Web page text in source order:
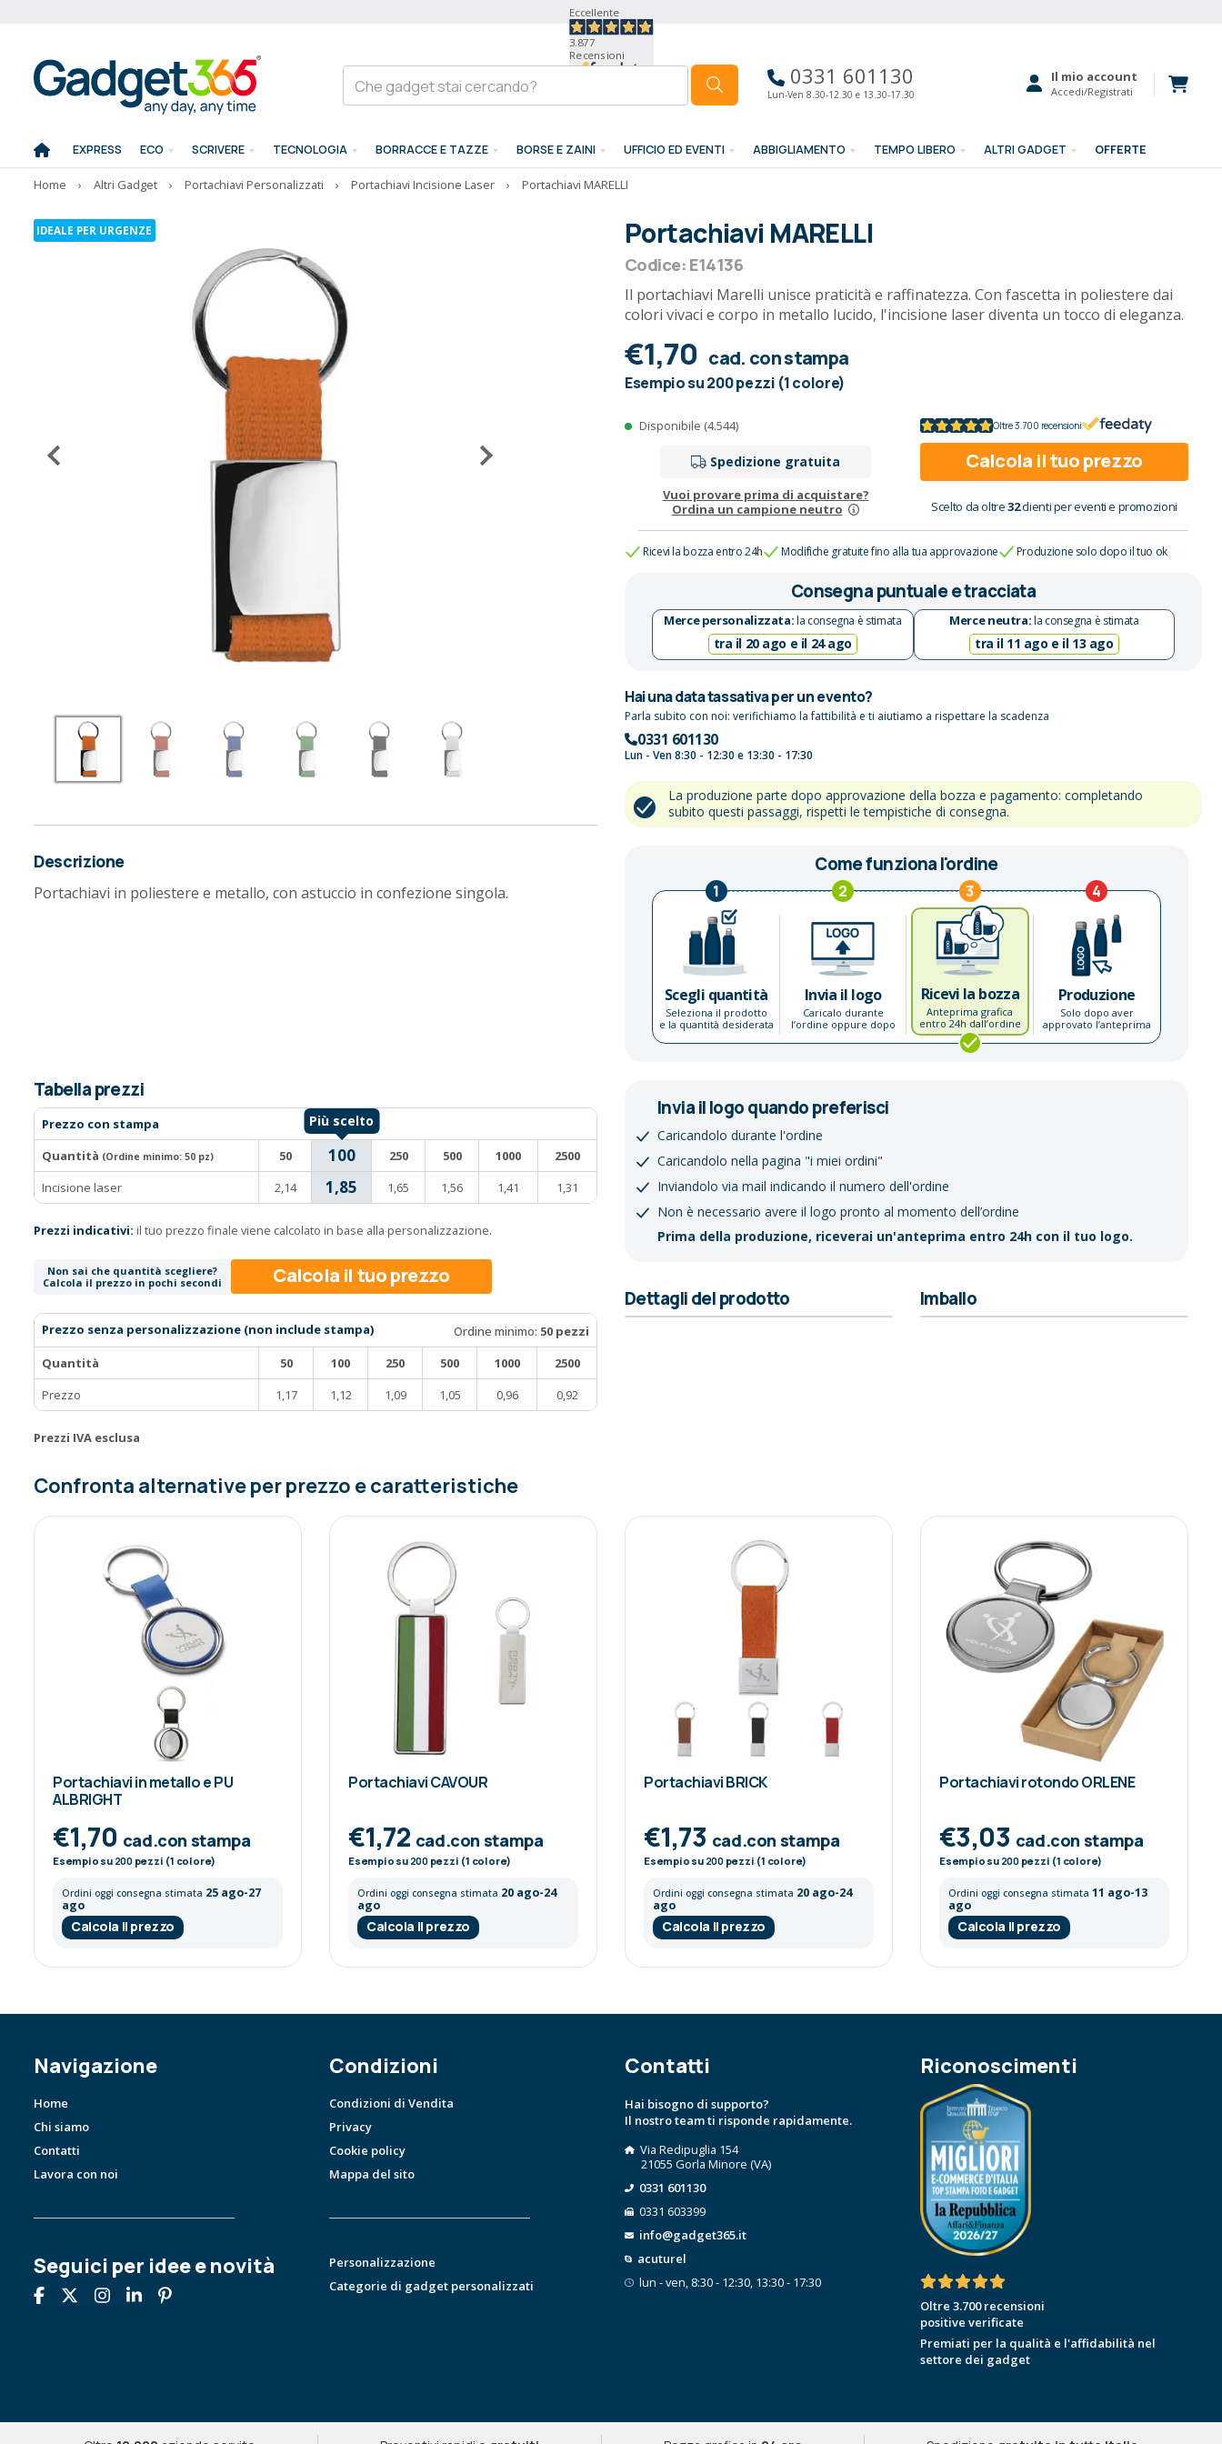
Eccellente
3.877
Recensioni
0331 601130
Lun-Ven 8.30-12.30 e 13.30-17.30
Il mio account
Accedi/Registrati
EXPRESS ECO SCRIVERE TECNOLOGIA BORRACCE E TAZZE BORSE E ZAINI UFFICIO ED EVENTI ABBIGLIAMENTO TEMPO LIBERO ALTRI GADGET OFFERTE
Home › Altri Gadget › Portachiavi Personalizzati › Portachiavi Incisione Laser › Portachiavi MARELLI
IDEALE PER URGENZE
Descrizione
Portachiavi in poliestere e metallo, con astuccio in confezione singola.
Portachiavi MARELLI
Codice: E14136
Il portachiavi Marelli unisce praticità e raffinatezza. Con fascetta in poliestere dai
colori vivaci e corpo in metallo lucido, l'incisione laser diventa un tocco di eleganza.
€1,70 cad. con stampa
Esempio su 200 pezzi (1 colore)
Disponibile (4.544)
Spedizione gratuita
Vuoi provare prima di acquistare?
Ordina un campione neutro
Oltre 3.700 recensioni
Calcola il tuo prezzo
Scelto da oltre32clienti per eventi e promozioni
Ricevi la bozza entro 24h Modifiche gratuite fino alla tua approvazione Produzione solo dopo il tuo ok
Consegna puntuale e tracciata
Merce personalizzata:la consegna è stimata
tra il 20 ago e il 24 ago
Merce neutra:la consegna è stimata
tra il 11 ago e il 13 ago
Hai una data tassativa per un evento?
Parla subito con noi: verifichiamo la fattibilità e ti aiutiamo a rispettare la scadenza
0331 601130
Lun - Ven 8:30 - 12:30 e 13:30 - 17:30
La produzione parte dopo approvazione della bozza e pagamento: completando
subito questi passaggi, rispetti le tempistiche di consegna.
Come funziona l'ordine
1
Scegli quantità
Seleziona il prodotto
e la quantità desiderata
2
Invia il logo
Caricalo durante
l’ordine oppure dopo
3
Ricevi la bozza
Anteprima grafica
entro 24h dall’ordine
4
Produzione
Solo dopo aver
approvato l’anteprima
Tabella prezzi
Prezzo con stampa
Quantità (Ordine minimo: 50 pz) 50 100 250 500 1000
2500
Incisione laser
2,14 1,85 1,65 1,56 1,41 1,31
Prezzi indicativi: il tuo prezzo finale viene calcolato in base alla personalizzazione.
Non sai che quantità scegliere?
Calcola il prezzo in pochi secondi
Calcola il tuo prezzo
Prezzo senza personalizzazione (non include stampa) Ordine minimo: 50 pezzi
Quantità
50 100 250 500 1000
2500
Prezzo
1,17 1,12 1,09 1,05 0,96 0,92
Prezzi IVA esclusa
Invia il logo quando preferisci
Caricandolo durante l'ordine
Caricandolo nella pagina "i miei ordini"
Inviandolo via mail indicando il numero dell'ordine
Non è necessario avere il logo pronto al momento dell’ordine
Prima della produzione, riceverai un'anteprima entro 24h con il tuo logo.
Dettagli del prodotto Imballo
Confronta alternative per prezzo e caratteristiche
Portachiavi in metallo e PU
ALBRIGHT
€1,70 cad.con stampa
Esempio su 200pezzi (1 colore)
Ordini oggi consegna stimata 25 ago-27
ago
Calcola il prezzo
Portachiavi CAVOUR
€1,72 cad.con stampa
Esempio su 200pezzi (1 colore)
Ordini oggi consegna stimata 20 ago-24
ago
Calcola il prezzo
Portachiavi BRICK
€1,73 cad.con stampa
Esempio su 200pezzi (1 colore)
Ordini oggi consegna stimata 20 ago-24
ago
Calcola il prezzo
Portachiavi rotondo ORLENE
€3,03 cad.con stampa
Esempio su 200pezzi (1 colore)
Ordini oggi consegna stimata 11 ago-13
ago
Calcola il prezzo
Navigazione
Home
Chi siamo
Contatti
Lavora con noi
Seguici per idee e novità
Condizioni
Condizioni di Vendita
Privacy
Cookie policy
Mappa del sito
Personalizzazione
Categorie di gadget personalizzati
Contatti
Hai bisogno di supporto?
Il nostro team ti risponde rapidamente.
Via Redipuglia 154
21055 Gorla Minore (VA)
0331 601130
0331 603399
info@gadget365.it
acuturel
lun - ven, 8:30 - 12:30, 13:30 - 17:30
Riconoscimenti
Oltre 3.700 recensioni
positive verificate
Premiati per la qualità e l'affidabilità nel
settore dei gadget